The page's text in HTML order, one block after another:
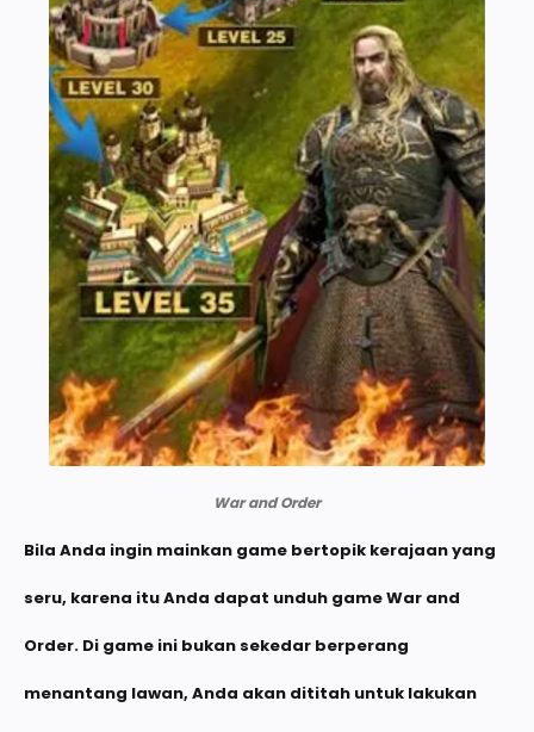
War and Order
Bila Anda ingin mainkan game bertopik kerajaan yang
seru, karena itu Anda dapat unduh game War and
Order. Di game ini bukan sekedar berperang
menantang lawan, Anda akan dititah untuk lakukan